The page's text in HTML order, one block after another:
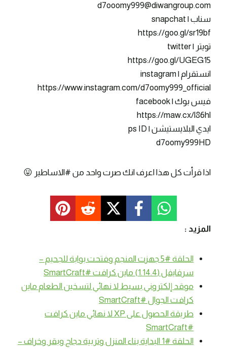
d7ooomy999@diwangroup.com
سناب | snapchat
https://goo.gl/sr19bf
تويتر | twitter
https://goo.gl/UGEG15
انستقرام | instagram
https://www.instagram.com/d7oomy999_official
فيس بوك | facebook
https://maw.cx/l86hl
ايدي البلايستيشن | ps ID
d7oomy999HD
اذا قرأت كل هذا اعرف انك صرت واحد من #الاساطير 😛
المزيد :
الحلقة #5 جهزت المنجم وفتحت بوابة للجحيم –
سرفايفل (1.14.4) ماين كرافت #SmartCraft
موقد إلكتروني بسيط لا نهائي لتسخين الطعام ماين
كرافت الجوال #SmartCraft
طريقة الحصول على XP لا نهائي ماين كرافت
#SmartCraft
الحلقة #1 البداية بناء المنزل وتربية دجاج وبقر وخراف –